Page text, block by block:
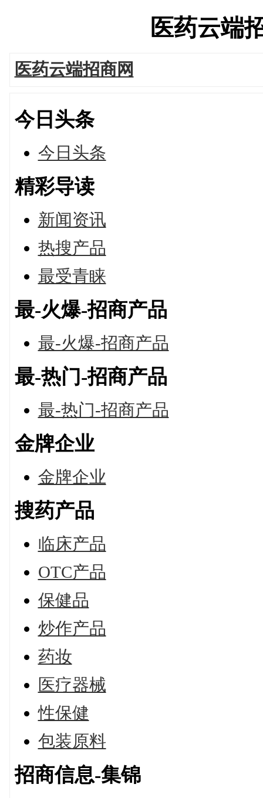
医药云端
医药云端招商网
今日头条
今日头条
精彩导读
新闻资讯
热搜产品
最受青睐
最-火爆-招商产品
最-火爆-招商产品
最-热门-招商产品
最-热门-招商产品
金牌企业
金牌企业
搜药产品
临床产品
OTC产品
保健品
炒作产品
药妆
医疗器械
性保健
包装原料
招商信息-集锦